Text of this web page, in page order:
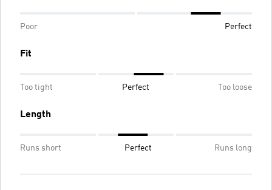
Poor Perfect
Fit
Too tight Perfect Too loose
Length
Runs short Perfect Runs long